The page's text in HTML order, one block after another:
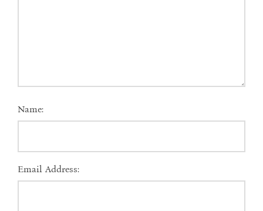
Name:
Email Address: